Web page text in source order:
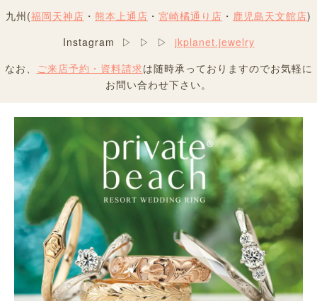
九州(福岡天神店 ・ 熊本上通店 ・ 宮崎橘通り店 ・ 鹿児島天文館店)
Instagram ▷ ▷ ▷ jkplanet.jewelry
なお、
ご来店予約・資料請求は随時承っておりますのでお気軽に
お問い合わせ下さい。